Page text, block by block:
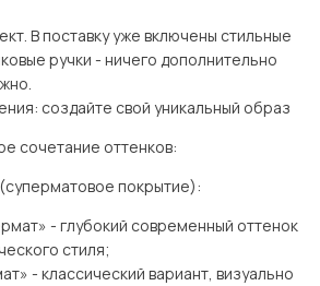
В поставку уже включены стильные
ручки - ничего дополнительно
создайте свой уникальный образ
сочетание оттенков:
покрытие):
- глубокий современный оттенок
стиля;
- классический вариант, визуально